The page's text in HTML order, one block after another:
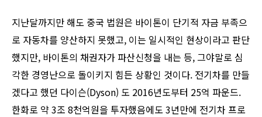
지난달까지만 해도 중국 법원은 바이톤이 단기적 자금 부족으
로 자동차를 양산하지 못했고, 이는 일시적인 현상이라고 판단
했지만, 바이톤의 채권자가 파산신청을 내는 등, 그야말로 심
각한 경영난으로 돌이키지 힘든 상황인 것이다. 전기차를 만들
겠다고 했던 다이슨(Dyson) 도 2016년도부터 25억 파운드.
한화로 약 3조 8천억원을 투자했음에도 3년만에 전기차 프로